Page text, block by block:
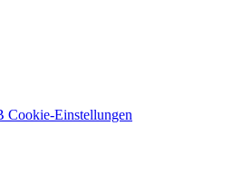
Cookie-Einstellungen